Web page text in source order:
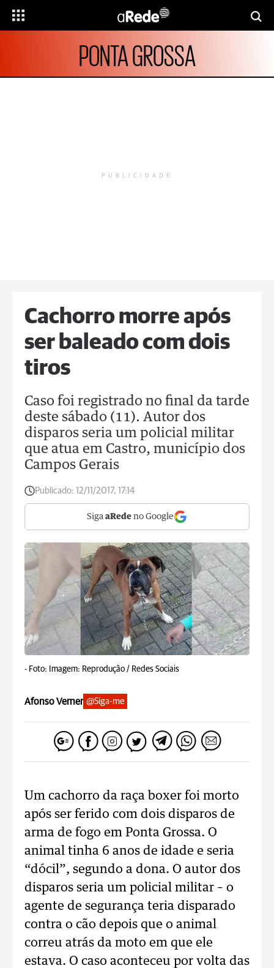
PONTA GROSSA
PUBLICIDADE
Cachorro morre após
ser baleado com dois
tiros
Caso foi registrado no final da tarde
deste sábado (11). Autor dos
disparos seria um policial militar
que atua em Castro, município dos
Campos Gerais
Publicado: 12/11/2017, 17:14
Siga aRede no Google
- Foto: Imagem: Reprodução / Redes Sociais
Afonso Verner @Siga-me
Um cachorro da raça boxer foi morto
após ser ferido com dois disparos de
arma de fogo em Ponta Grossa. O
animal tinha 6 anos de idade e seria
“dócil”, segundo a dona. O autor dos
disparos seria um policial militar – o
agente de segurança teria disparado
contra o cão depois que o animal
correu atrás da moto em que ele
estava. O caso aconteceu por volta das